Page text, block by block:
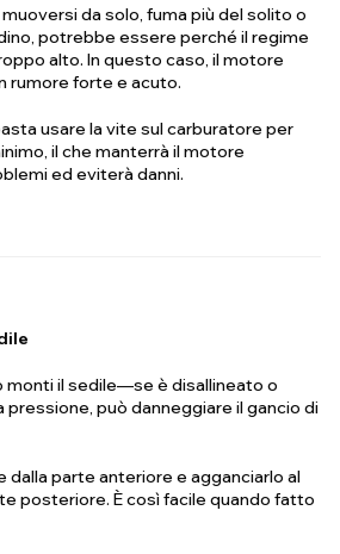
da solo, fuma più del solito o
potrebbe essere perché il regime
alto. In questo caso, il motore
rumore forte e acuto.
usare la vite sul carburatore per
il che manterrà il motore
ed eviterà danni.
monti il sedile—se è disallineato o
può danneggiare il gancio di
dalla parte anteriore e agganciarlo al
posteriore. È così facile quando fatto